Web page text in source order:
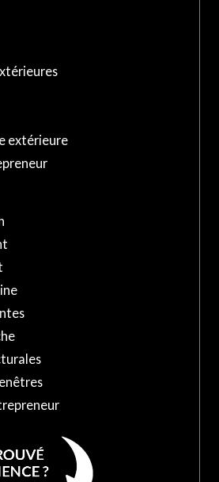
VERDUN À SAINT-
Jean-
extérieure